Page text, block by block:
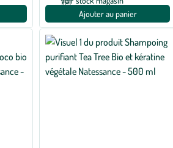
Ajouter au panier